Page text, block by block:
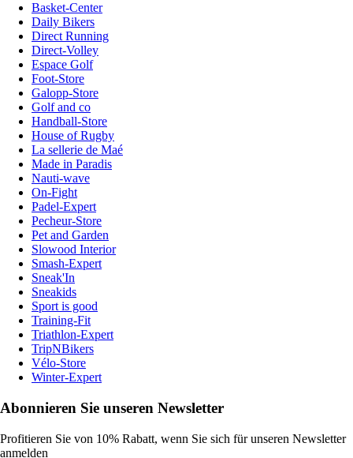
Basket-Center
Daily Bikers
Direct Running
Direct-Volley
Espace Golf
Foot-Store
Galopp-Store
Golf and co
Handball-Store
House of Rugby
La sellerie de Maé
Made in Paradis
Nauti-wave
On-Fight
Padel-Expert
Pecheur-Store
Pet and Garden
Slowood Interior
Smash-Expert
Sneak'In
Sneakids
Sport is good
Training-Fit
Triathlon-Expert
TripNBikers
Vélo-Store
Winter-Expert
Abonnieren Sie unseren Newsletter
Profitieren Sie von 10% Rabatt, wenn Sie sich für unseren Newsletter
anmelden